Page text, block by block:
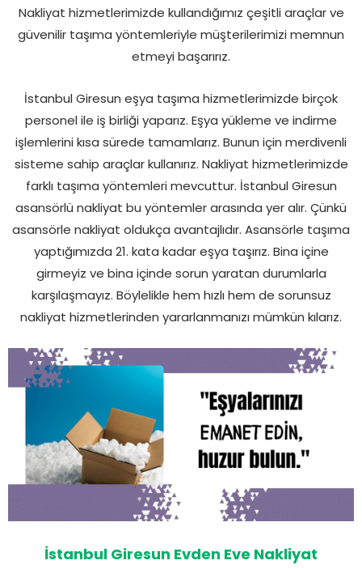
Nakliyat hizmetlerimizde kullandığımız çeşitli araçlar ve
güvenilir taşıma yöntemleriyle müşterilerimizi memnun
etmeyi başarırız.
İstanbul Giresun eşya taşıma hizmetlerimizde birçok
personel ile iş birliği yaparız. Eşya yükleme ve indirme
işlemlerini kısa sürede tamamlarız. Bunun için merdivenli
sisteme sahip araçlar kullanırız. Nakliyat hizmetlerimizde
farklı taşıma yöntemleri mevcuttur. İstanbul Giresun
asansörlü nakliyat bu yöntemler arasında yer alır. Çünkü
asansörle nakliyat oldukça avantajlıdır. Asansörle taşıma
yaptığımızda 21. kata kadar eşya taşırız. Bina içine
girmeyiz ve bina içinde sorun yaratan durumlarla
karşılaşmayız. Böylelikle hem hızlı hem de sorunsuz
nakliyat hizmetlerinden yararlanmanızı mümkün kılarız.
İstanbul Giresun Evden Eve Nakliyat